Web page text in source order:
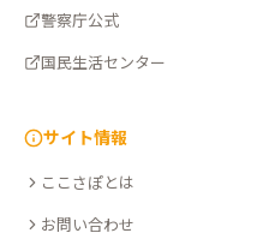
警察庁公式
国民生活センター
サイト情報
ここさぽとは
お問い合わせ